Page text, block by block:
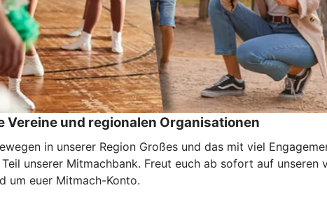
und regionalen Organisationen
in unserer Region Großes und das mit viel
Teil unserer Mitmachbank. Freut euch ab sofort auf
um euer Mitmach-Konto.